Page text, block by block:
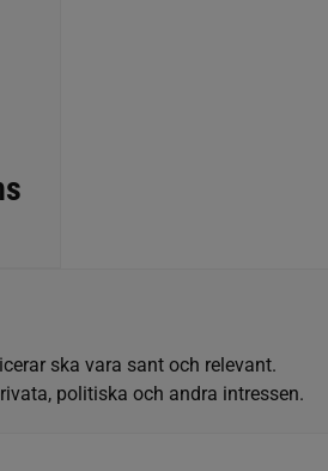
ska vara sant och relevant.
politiska och andra intressen.